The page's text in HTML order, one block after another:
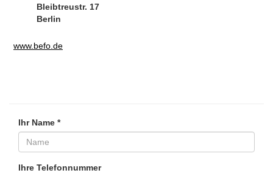
Bleibtreustr. 17
Berlin
www.befo.de
Ihr Name *
Ihre Telefonnummer